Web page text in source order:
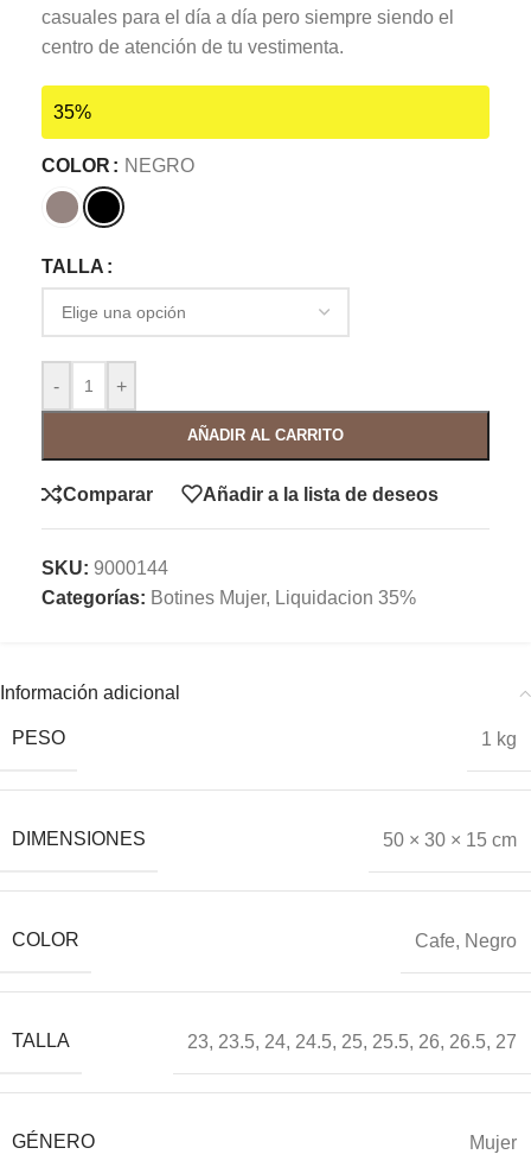
casuales para el día a día pero siempre siendo el
centro de atención de tu vestimenta.
35%
COLOR NEGRO
TALLA
- +
AÑADIR AL CARRITO
Comparar Añadir a la lista de deseos
SKU: 9000144
Categorías: Botines Mujer, Liquidacion 35%
Información adicional
PESO 1 kg
DIMENSIONES 50 × 30 × 15 cm
COLOR Cafe, Negro
TALLA 23, 23.5, 24, 24.5, 25, 25.5, 26, 26.5, 27
GÉNERO Mujer